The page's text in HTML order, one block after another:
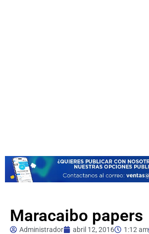
Maracaibo papers
Administrador abril 12, 2016 1:12 am